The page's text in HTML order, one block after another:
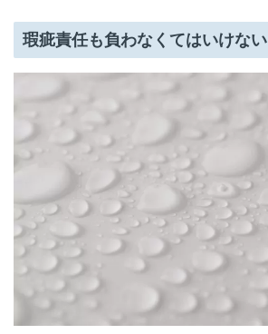
瑕疵責任も負わなくてはいけない